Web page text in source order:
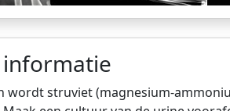
wordt struviet (magnesium-